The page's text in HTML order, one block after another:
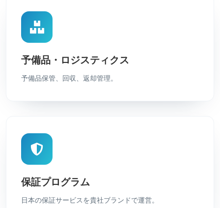
予備品・ロジスティクス
予備品保管、回収、返却管理。
保証プログラム
日本の保証サービスを貴社ブランドで運営。